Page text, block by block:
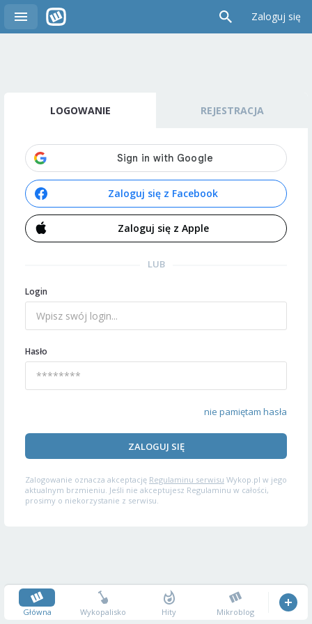
Zaloguj się
LOGOWANIE REJESTRACJA
Zaloguj się z Facebook
Zaloguj się z Apple
LUB
Login
Hasło
nie pamiętam hasła
ZALOGUJ SIĘ
Zalogowanie oznacza akceptację Regulaminu serwisu Wykop.pl w jego
aktualnym brzmieniu. Jeśli nie akceptujesz Regulaminu w całości,
prosimy o niekorzystanie z serwisu.
Główna Wykopalisko Hity Mikroblog